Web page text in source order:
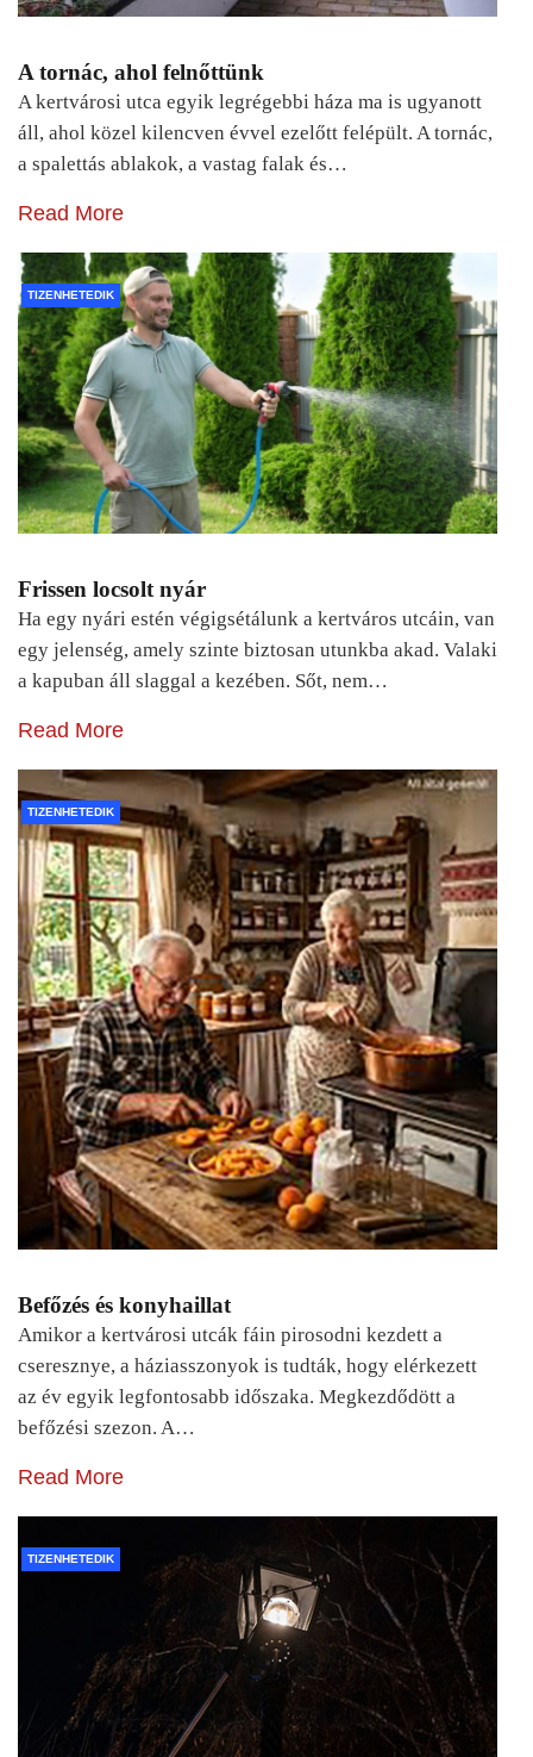
A tornác, ahol felnőttünk
A kertvárosi utca egyik legrégebbi háza ma is ugyanott
áll, ahol közel kilencven évvel ezelőtt felépült. A tornác,
a spalettás ablakok, a vastag falak és…
Read More
TIZENHETEDIK
Frissen locsolt nyár
Ha egy nyári estén végigsétálunk a kertváros utcáin, van
egy jelenség, amely szinte biztosan utunkba akad. Valaki
a kapuban áll slaggal a kezében. Sőt, nem…
Read More
TIZENHETEDIK
Befőzés és konyhaillat
Amikor a kertvárosi utcák fáin pirosodni kezdett a
cseresznye, a háziasszonyok is tudták, hogy elérkezett
az év egyik legfontosabb időszaka. Megkezdődött a
befőzési szezon. A…
Read More
TIZENHETEDIK